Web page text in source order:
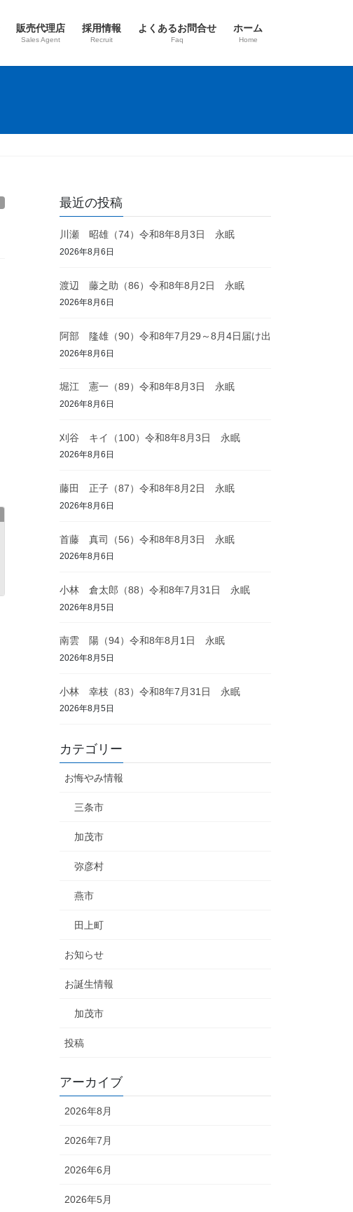
販売代理店
Sales Agent
採用情報
Recruit
よくあるお問合せ
Faq
ホーム
Home
最近の投稿
川瀬 昭雄（74）令和8年8月3日 永眠
2026年8月6日
渡辺 藤之助（86）令和8年8月2日 永眠
2026年8月6日
阿部 隆雄（90）令和8年7月29～8月4日届け出
2026年8月6日
堀江 憲一（89）令和8年8月3日 永眠
2026年8月6日
刈谷 キイ（100）令和8年8月3日 永眠
2026年8月6日
藤田 正子（87）令和8年8月2日 永眠
2026年8月6日
首藤 真司（56）令和8年8月3日 永眠
2026年8月6日
小林 倉太郎（88）令和8年7月31日 永眠
2026年8月5日
南雲 陽（94）令和8年8月1日 永眠
2026年8月5日
小林 幸枝（83）令和8年7月31日 永眠
2026年8月5日
カテゴリー
お悔やみ情報
三条市
加茂市
弥彦村
燕市
田上町
お知らせ
お誕生情報
加茂市
投稿
アーカイブ
2026年8月
2026年7月
2026年6月
2026年5月